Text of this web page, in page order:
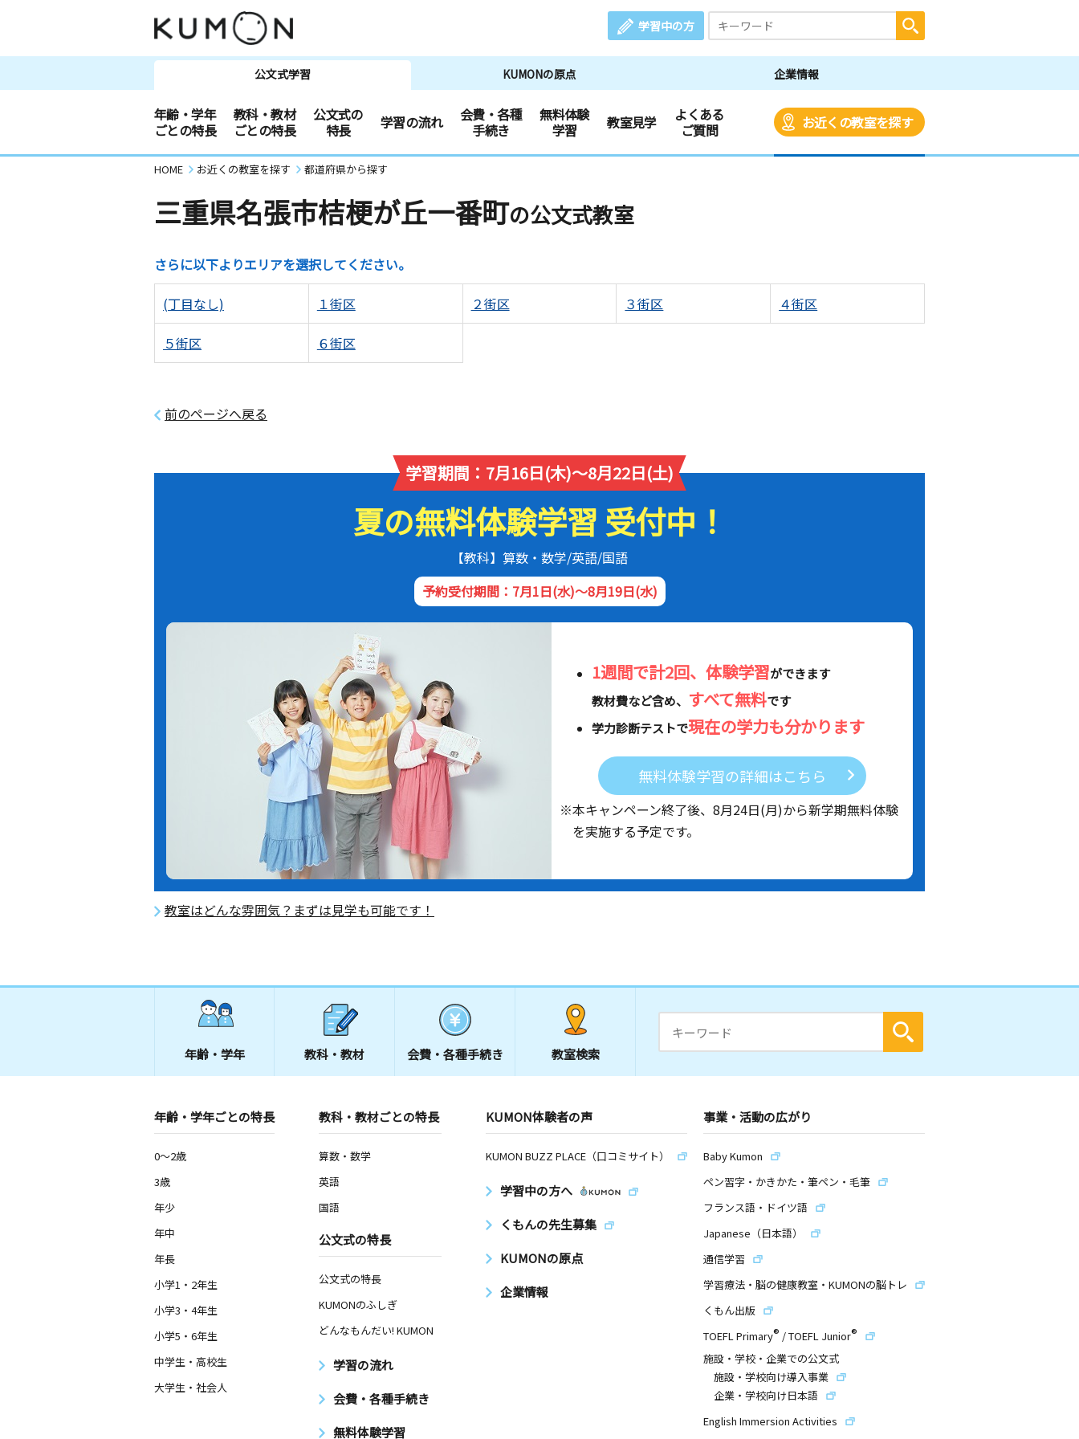
学習中の方
公文式学習 KUMONの原点 企業情報
年齢・学年
ごとの特長
教科・教材
ごとの特長
公文式の
特長
学習の流れ
会費・各種
手続き
無料体験
学習
教室見学
よくある
ご質問
お近くの教室を探す
HOME お近くの教室を探す 都道府県から探す
三重県名張市桔梗が丘一番町の公文式教室
さらに以下よりエリアを選択してください。
(丁目なし) １街区 ２街区 ３街区 ４街区
５街区 ６街区
前のページへ戻る
学習期間：7月16日(木)～8月22日(土)
夏の無料体験学習 受付中！
【教科】算数・数学/英語/国語
予約受付期間：7月1日(水)～8月19日(水)
1週間で計2回、体験学習ができます
教材費など含め、 すべて無料です
学力診断テストで現在の学力も分かります
無料体験学習の詳細はこちら
※本キャンペーン終了後、 8月24日(月)から新学期無料体験
を実施する予定です。
教室はどんな雰囲気？まずは見学も可能です！
年齢・学年 教科・教材 会費・ 各種手続き 教室検索
年齢・学年ごとの特長
0～2歳
3歳
年少
年中
年長
小学1・2年生
小学3・4年生
小学5・6年生
中学生・高校生
大学生・社会人
教科・教材ごとの特長
算数・数学
英語
国語
公文式の特長
公文式の特長
KUMONのふしぎ
どんなもんだい! KUMON
学習の流れ
会費・各種手続き
無料体験学習
KUMON体験者の声
KUMON BUZZ PLACE（口コミサイト）
学習中の方へ
くもんの先生募集
KUMONの原点
企業情報
事業・活動の広がり
Baby Kumon
ペン習字・かきかた・筆ペン・毛筆
フランス語・ドイツ語
Japanese（日本語）
通信学習
学習療法・脳の健康教室・KUMONの脳トレ
くもん出版
TOEFL Primary® /TOEFL Junior®
施設・学校・企業での公文式
施設・学校向け導入事業
企業・学校向け日本語
English Immersion Activities